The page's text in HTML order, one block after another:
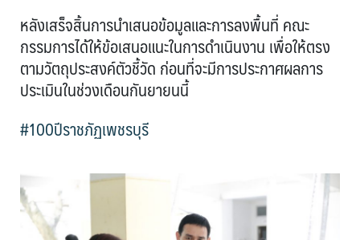
หลังเสร็จสิ้นการนำเสนอข้อมูลและการลงพื้นที่ คณะ
กรรมการได้ให้ข้อเสนอแนะในการดำเนินงาน เพื่อให้ตรง
ตามวัตถุประสงค์ตัวชี้วัด ก่อนที่จะมีการประกาศผลการ
ประเมินในช่วงเดือนกันยายนนี้
#100ปีราชภัฏเพชรบุรี